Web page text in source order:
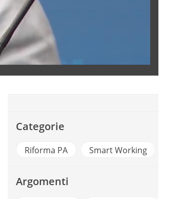
Categorie
Riforma PA Smart Working
Argomenti